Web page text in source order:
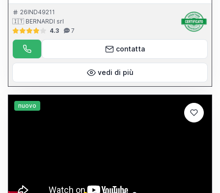
26IND49211
🇮🇹 BERNARDI srl
4.3
7
contatta
vedi di più
nuovo